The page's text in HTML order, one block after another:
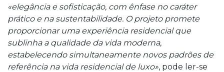
«elegância e sofisticação, com ênfase no caráter
prático e na sustentabilidade. O projeto promete
proporcionar uma experiência residencial que
sublinha a qualidade da vida moderna,
estabelecendo simultaneamente novos padrões de
referência na vida residencial de luxo», pode ler-se